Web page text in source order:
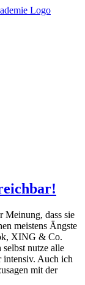
Meinung, dass sie
meistens Ängste
XING & Co.
nutze alle
intensiv. Auch ich
mit der